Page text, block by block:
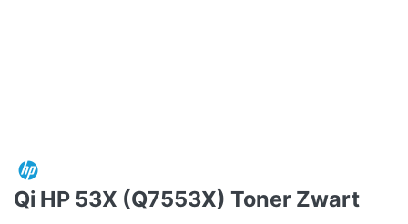
Qi HP 53X (Q7553X) Toner Zwart